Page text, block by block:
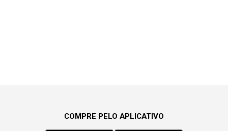
COMPRE PELO APLICATIVO